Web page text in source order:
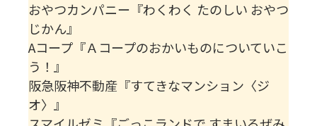
おやつカンパニー『わくわく たのしい おやつ
じかん』
Aコープ『Ａコープのおかいものについていこ
う！』
阪急阪神不動産『すてきなマンション〈ジ
オ〉』